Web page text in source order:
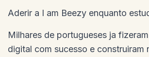
Aderir a I am Beezy enquanto
Milhares de portugueses ja
digital com sucesso e construiram